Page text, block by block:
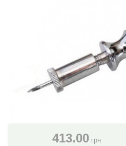
413.00грн